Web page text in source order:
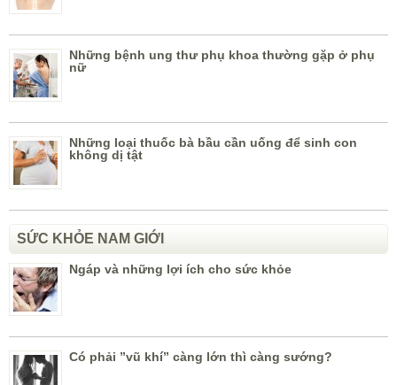
Những bệnh ung thư phụ khoa thường gặp ở phụ
nữ
Những loại thuốc bà bầu cần uống để sinh con
không dị tật
SỨC KHỎE NAM GIỚI
Ngáp và những lợi ích cho sức khỏe
Có phải ”vũ khí” càng lớn thì càng sướng?